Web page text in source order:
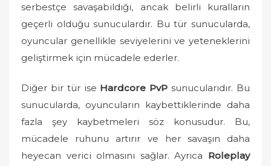
serbestçe savaşabildiği, ancak belirli kuralların
geçerli olduğu sunuculardır. Bu tür sunucularda,
oyuncular genellikle seviyelerini ve yeteneklerini
geliştirmek için mücadele ederler.
Diğer bir tür ise Hardcore PvP sunucularıdır. Bu
sunucularda, oyuncuların kaybettiklerinde daha
fazla şey kaybetmeleri söz konusudur. Bu,
mücadele ruhunu artırır ve her savaşın daha
heyecan verici olmasını sağlar. Ayrıca Roleplay